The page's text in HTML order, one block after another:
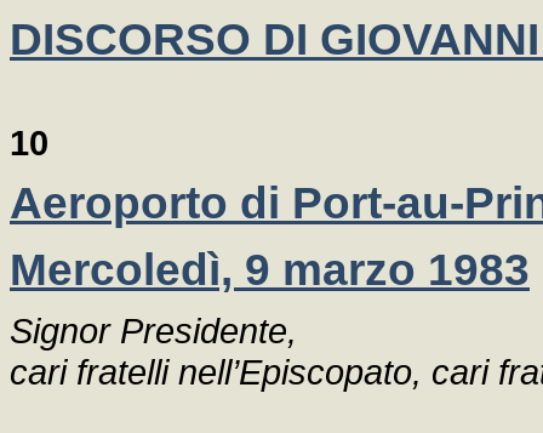
DISCORSO DI
10
Aeroporto di Port-au-
Mercoledì, 9 marzo 1983
Signor Presidente,
cari fratelli nell’Episcopato, cari